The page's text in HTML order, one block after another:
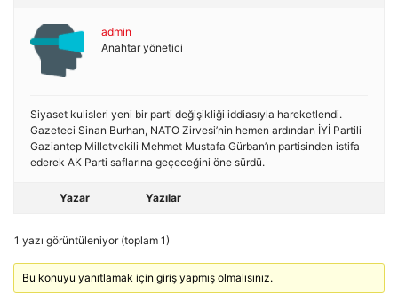
admin
Anahtar yönetici
Siyaset kulisleri yeni bir parti değişikliği iddiasıyla hareketlendi.
Gazeteci Sinan Burhan, NATO Zirvesi’nin hemen ardından İYİ Partili
Gaziantep Milletvekili Mehmet Mustafa Gürban’ın partisinden istifa
ederek AK Parti saflarına geçeceğini öne sürdü.
Yazar Yazılar
1 yazı görüntüleniyor (toplam 1)
Bu konuyu yanıtlamak için giriş yapmış olmalısınız.